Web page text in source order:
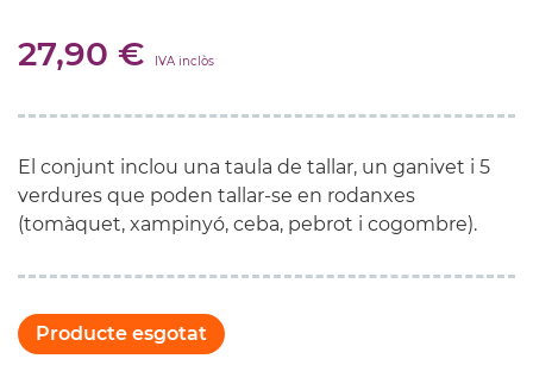
27,90 € IVA inclòs
El conjunt inclou una taula de tallar, un ganivet i 5
verdures que poden tallar-se en rodanxes
(tomàquet, xampinyó, ceba, pebrot i cogombre).
Producte esgotat